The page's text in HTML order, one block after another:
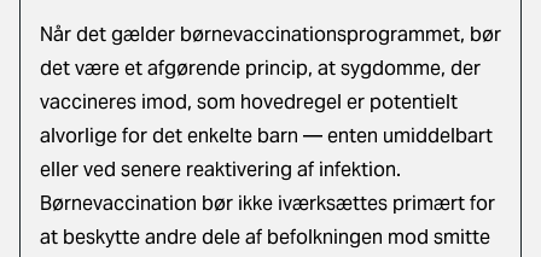
Når det gælder børnevaccinationsprogrammet, bør
det være et afgørende princip, at sygdomme, der
vaccineres imod, som hovedregel er potentielt
alvorlige for det enkelte barn — enten umiddelbart
eller ved senere reaktivering af infektion.
Børnevaccination bør ikke iværksættes primært for
at beskytte andre dele af befolkningen mod smitte